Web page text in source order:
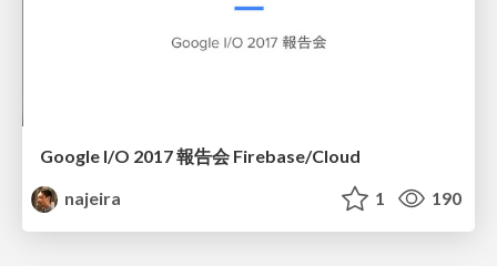
Google I/O 2017 報告会 Firebase/Cloud
najeira
1 190